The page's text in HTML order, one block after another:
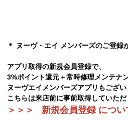
＊ ヌーヴ・エイ メンバーズのご登録
アプリ取得の新規会員登録で、
3%ポイント還元＋常時修理メンテナ
ヌーヴエイメンバーズアプリもござい
こちらは来店前に事前取得していただ
＞＞＞ 新規会員登録 につい